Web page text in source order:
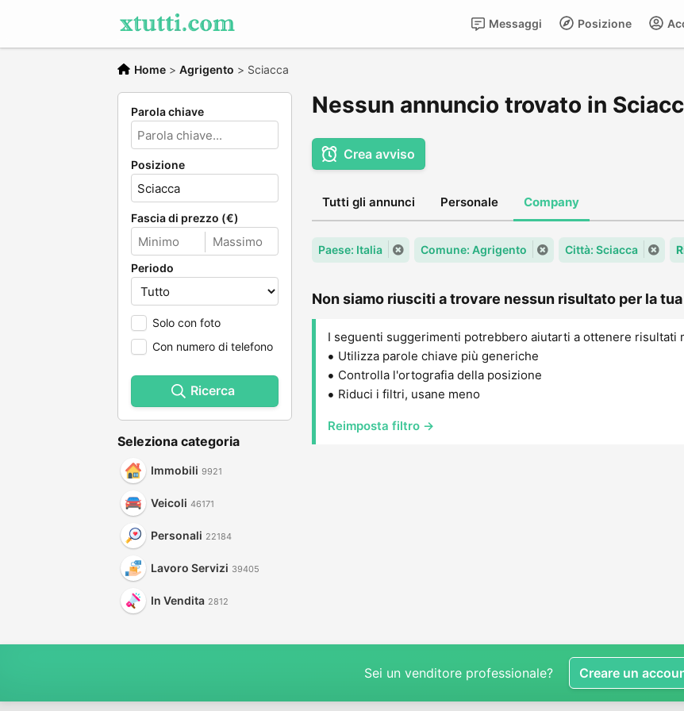
Posizione
Messaggi
Home > Agrigento > Sciacca
Parola chiave
Posizione
Fascia di prezzo (€)
Periodo
Solo con foto
Con numero di telefono
Ricerca
Seleziona categoria
Immobili 9921
Veicoli 46171
Personali 22184
Lavoro Servizi 39405
In Vendita 2812
Nessun annuncio trovato in
Crea avviso
Tutti gli annunci Personale Company
Paese: Italia Comune: Agrigento Città: Sciacca
Non siamo riusciti a trovare nessun risultato per la
I seguenti suggerimenti potrebbero aiutarti a ottenere risultati
Utilizza parole chiave più generiche
Controlla l'ortografia della posizione
Riduci i filtri, usane meno
Reimposta filtro →
Sei un venditore professionale? Creare un